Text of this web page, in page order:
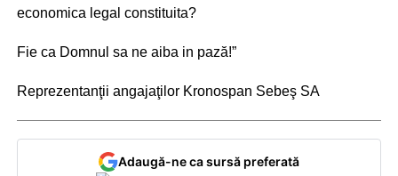
economica legal constituita?
Fie ca Domnul sa ne aiba in pază!”
Reprezentanţii angajaţilor Kronospan Sebeş SA
Adaugă-ne ca sursă preferată